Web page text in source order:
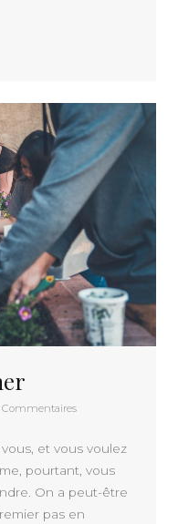
importance dans un
Commentaires
et vous voulez
pourtant, vous
On a peut-être
pas en